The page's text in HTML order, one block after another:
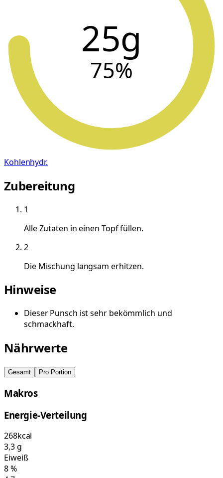
25g
75%
Kohlenhydr.
Zubereitung
1
Alle Zutaten in einen Topf füllen.
2
Die Mischung langsam erhitzen.
Hinweise
Dieser Punsch ist sehr bekömmlich und
schmackhaft.
Nährwerte
Gesamt Pro Portion
Makros
Energie-Verteilung
268kcal
3,3g
Eiweiß
8%